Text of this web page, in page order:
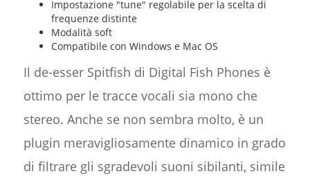
Impostazione "tune" regolabile per la scelta di
frequenze distinte
Modalità soft
Compatibile con Windows e Mac OS
Il de-esser Spitfish di Digital Fish Phones è
ottimo per le tracce vocali sia mono che
stereo. Anche se non sembra molto, è un
plugin meravigliosamente dinamico in grado
di filtrare gli sgradevoli suoni sibilanti, simile